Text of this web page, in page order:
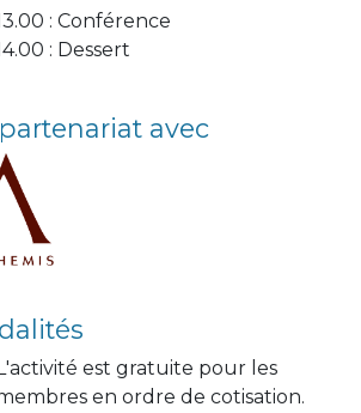
: Conférence
: Dessert
avec
L'activité est gratuite pour les
en ordre de cotisation.